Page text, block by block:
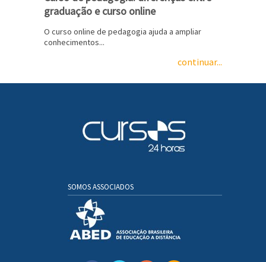
graduação e curso online
O curso online de pedagogia ajuda a ampliar
conhecimentos...
continuar...
SOMOS ASSOCIADOS